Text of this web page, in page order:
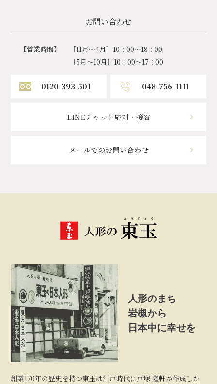
お問い合わせ
【営業時間】
［11月～4月］10：00～18：00
［5月～10月］10：00～17：00
0120-393-501 048-756-1111
LINEチャット応対・接客
メールでのお問い合わせ
人形のまち
岩槻から
日本中に幸せを
創業170年の歴史を持つ東玉は江戸時代に戸塚 隆軒が作成した